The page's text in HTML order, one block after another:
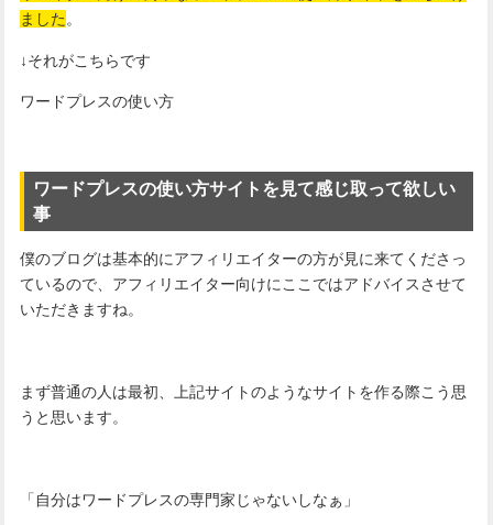
ました。
↓それがこちらです
ワードプレスの使い方
ワードプレスの使い方サイトを見て感じ取って欲しい
事
僕のブログは基本的にアフィリエイターの方が見に来てくださっ
ているので、アフィリエイター向けにここではアドバイスさせて
いただきますね。
まず普通の人は最初、上記サイトのようなサイトを作る際こう思
うと思います。
「自分はワードプレスの専門家じゃないしなぁ」